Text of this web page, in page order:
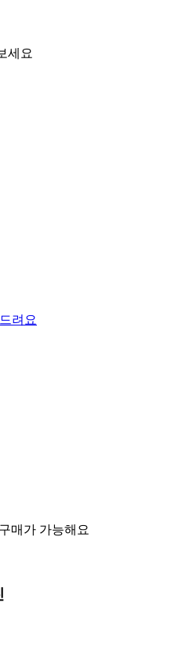
세요
려요
매가 가능해요